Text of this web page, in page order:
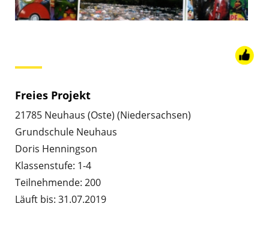
Freies Projekt
21785 Neuhaus (Oste) (Niedersachsen)
Grundschule Neuhaus
Doris Henningson
Klassenstufe: 1-4
Teilnehmende: 200
Läuft bis: 31.07.2019